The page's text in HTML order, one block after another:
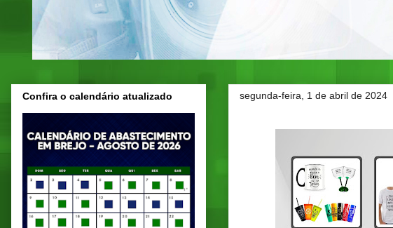
segunda-feira, 1 de abril de 2024
Confira o calendário atualizado